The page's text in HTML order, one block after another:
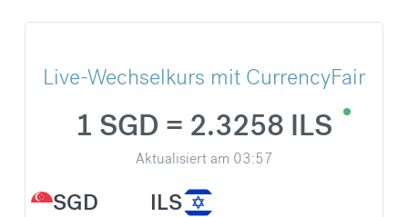
Live-Wechselkurs mit CurrencyFair
SGD
1 SGD = 2.3258 ILS
Aktualisiert am 03:57
ILS